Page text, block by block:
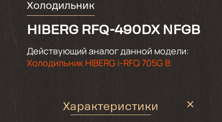
Холодильник
HIBERG RFQ-490DX NFGB
Действующий аналог данной модели:
Холодильник HIBERG i-RFQ 705G B
Характеристики